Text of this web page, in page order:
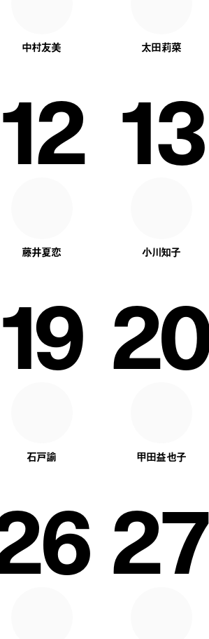
中村友美 太田莉菜
12
藤井夏恋
13
小川知子
19
石戸諭
20
甲田益也子
27